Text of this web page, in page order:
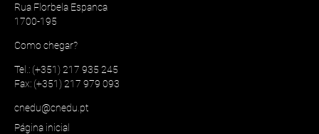
Rua Florbela Espanca
1700-195
Como chegar?
Tel.: (+351) 217 935 245
Fax: (+351) 217 979 093
cnedu@cnedu.pt
Página inicial